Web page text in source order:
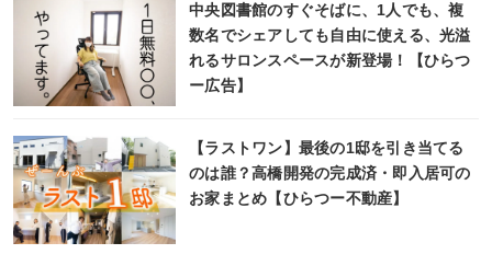
中央図書館のすぐそばに、1人でも、複
数名でシェアしても自由に使える、光溢
れるサロンスペースが新登場！【ひらつ
ー広告】
【ラストワン】最後の1邸を引き当てる
のは誰？高橋開発の完成済・即入居可の
お家まとめ【ひらつー不動産】